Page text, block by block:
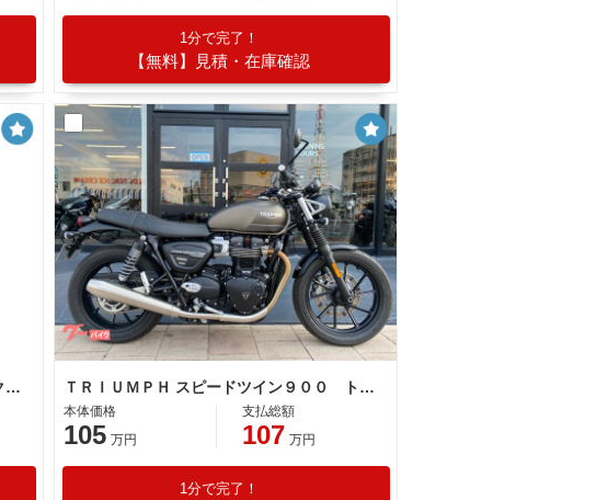
1分で完了！
【無料】見積・在庫確認
ＴＲＩＵＭＰＨ スピードツイン９００ クロームエディション限定車 ワンオーナー ＴＲＩＵＭＰＨ スピードツイン９００ トライアンフ認定中古車 ワンオーナー エンジンガード ２ライディングモード
本体価格
105 万円
支払総額
107 万円
1分で完了！